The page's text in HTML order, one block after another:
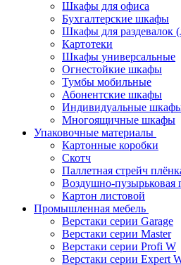
Шкафы для офиса
Бухгалтерские шкафы
Шкафы для раздевалок
Картотеки
Шкафы универсальные
Огнестойкие шкафы
Тумбы мобильные
Абонентские шкафы
Индивидуальные шкафы
Многоящичные шкафы
Упаковочные материалы
Картонные коробки
Скотч
Паллетная стрейч
Воздушно-пузырьковая
Картон листовой
Промышленная мебель
Верстаки серии Garage
Верстаки серии Master
Верстаки серии Profi W
Верстаки серии Expert